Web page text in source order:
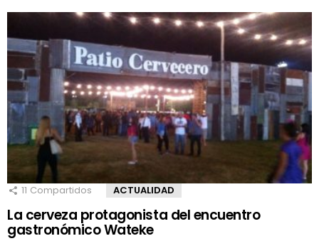
11 Compartidos ACTUALIDAD
La cerveza protagonista del encuentro
gastronómico Wateke